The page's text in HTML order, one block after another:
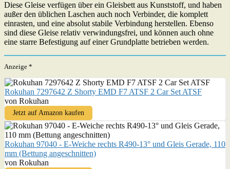
Diese Gleise verfügen über ein Gleisbett aus Kunststoff, und haben
außer den üblichen Laschen auch noch Verbinder, die komplett
einrasten, und eine absolut stabile Verbindung herstellen. Ebenso
sind diese Gleise relativ verwindungsfrei, und können auch ohne
eine starre Befestigung auf einer Grundplatte betrieben werden.
Anzeige *
Rokuhan 7297642 Z Shorty EMD F7 ATSF 2 Car Set ATSF
von Rokuhan
Jetzt auf Amazon kaufen
Rokuhan 97040 - E-Weiche rechts R490-13° und Gleis Gerade, 110
mm (Bettung angeschnitten)
von Rokuhan